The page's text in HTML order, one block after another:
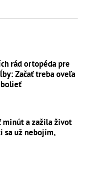
rád ortopéda pre
Začať treba oveľa
bolieť
minút a zažila život
sa už nebojím,